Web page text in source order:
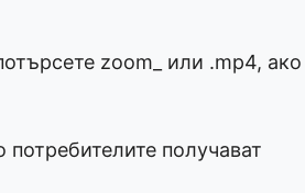
zoom_ или .mp4, ако
получават